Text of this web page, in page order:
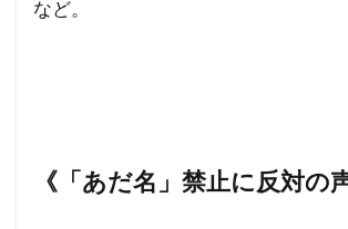
など。
《「あだ名」禁止に反対の